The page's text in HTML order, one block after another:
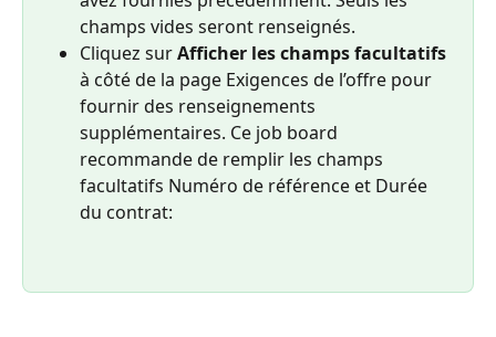
champs vides seront renseignés.
Cliquez sur Afficher les champs facultatifs
à côté de la page Exigences de l’offre pour
fournir des renseignements
supplémentaires. Ce job board
recommande de remplir les champs
facultatifs Numéro de référence et Durée
du contrat: